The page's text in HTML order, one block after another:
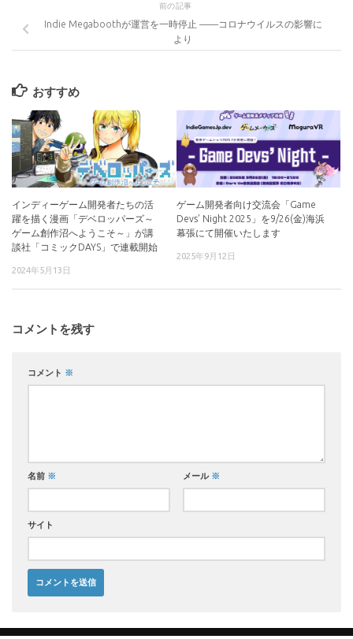
前の記事
Indie Megaboothが運営を一時停止 ——コロナウイルスの影響に
より
おすすめ
インディーゲーム開発者たちの活
躍を描く漫画「デベロッパーズ～
ゲーム創作沼へようこそ～」が講
談社「コミックDAYS」で連載開始
2024年5月13日
ゲーム開発者向け交流会「Game
Devs’ Night 2025」を9/26(金)海浜
幕張にて開催いたします
2025年9月12日
コメントを残す
コメント ※
名前 ※ メール ※
サイト